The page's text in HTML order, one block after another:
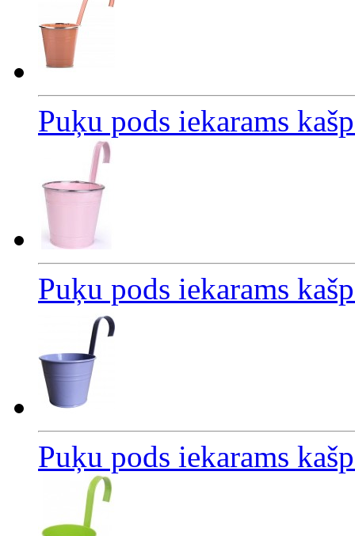
Puķu pods iekarams
Puķu pods iekarams
Puķu pods iekarams